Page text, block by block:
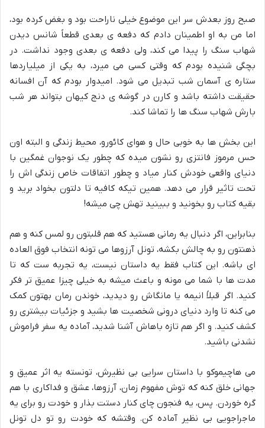
صبح روز بعدش سر این موضوع خیلی ناراحت بود و بغض کرده بود،
اما من به او اطمینان دادم که دفعه ی بعدی قطعاً شانس دیدن
شهاب سنگ را پیدا می کند، ولی دفعه ی بعدی وجود نداشت. در
بچگی شنیده بودم که وقتی کسی می میرد، به یکی از میلیاردها
ستاره ی آسمان شب تبدیل می شود. امیدوار بودم که آن افسانه
حقیقت داشته باشد و کارن در گوشه ی دنج کیهان بتواند هر شب
بارش شهاب سنگ ها را تماشا کند.
این بخش ها به خوبی حال و هوای کائورو، محیط زندگی و البته اون
حس مرموز فانتزی رو نشون میده که چطور یک نوجوان غمگین با
دنیای واقعی خودش کنار میاد و چطور اتفاقات خاص زندگی اش را
تحت تاثیر قرار می دهد. همین تیکه کافیه تا دلتون بخواد برید و
بقیه کتاب رو بخونید و ببینید تهش چی میشه!
بنابراین، اگر دنبال یه رمانی هستید که هم قلبتون رو لمس کنه و هم
ذهنتون رو به چالش بکشه، تونل آرزوها می تونه انتخاب فوق العاده
ای باشه. این کتاب فقط یه داستان نیست، یه تجربه ست که تا
مدت ها با شما می مونه و باعث میشه به خیلی چیزا عمیق تر فکر
کنید. اگر قبلاً انیمه یا مانگاش رو دیدید، خوندن رمان بهتون کمک
می کنه تا وارد دنیای درونی شخصیت ها بشید و جزئیات بیشتری رو
کشف کنید. و اگر هم تازه باهاش آشنا شدید، آماده یه سفر فراموش
نشدنی باشید.
می هاچیموکو با داستان سرایی بی نظیرش، تونسته یه اثر عمیق و
جهانی خلق کنه که توش مفهوم زمان، آرزوها، عشق و فداکاری با هم
گره خوردن. پس، یه فنجون چای کنار دستت بذار و خودت رو برای یه
ماجراجویی بی نظیر آماده کن. وقتشه که خودت رو تو دل تونل